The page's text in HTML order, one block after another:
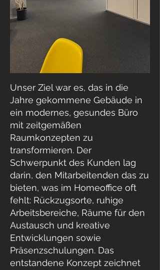
Unser Ziel war es, das in die
Jahre gekommene Gebäude in
ein modernes, gesundes Büro
mit zeitgemäßen
Raumkonzepten zu
transformieren. Der
Schwerpunkt des Kunden lag
darin, den Mitarbeitenden das zu
bieten, was im Homeoffice oft
fehlt: Rückzugsorte, ruhige
Arbeitsbereiche, Räume für den
Austausch und kreative
Entwicklungen sowie
Präsenzschulungen. Das
entstandene Konzept zeichnet